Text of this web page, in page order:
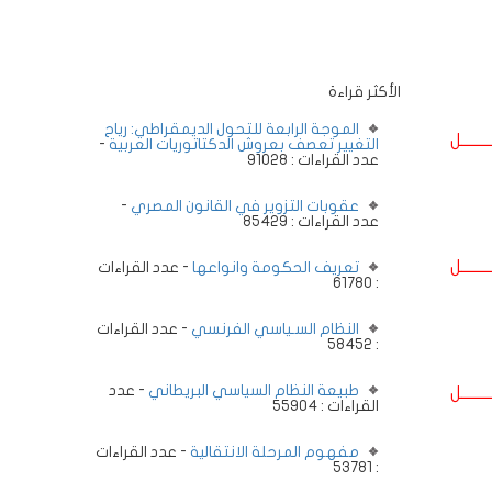
الأكثر قراءة
الموجة الرابعة للتحول الديمقراطي: رياح
التغيير تعصف بعروش الدكتاتوريات العربية -
عدد القراءات : 91028
عقوبات التزوير في القانون المصري -
عدد القراءات : 85429
تعريف الحكومة وانواعها - عدد القراءات
: 61780
النظام السـياسي الفرنسي - عدد القراءات
: 58452
طبيعة النظام السياسي البريطاني - عدد
القراءات : 55904
مفهوم المرحلة الانتقالية - عدد القراءات
: 53781